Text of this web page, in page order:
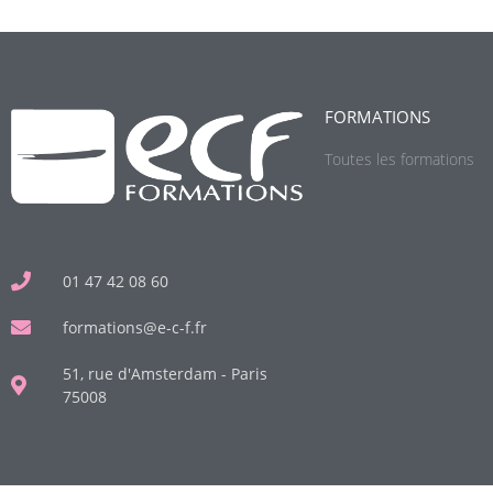
01 47 42 08 60
formations@e-c-f.fr
51, rue d'Amsterdam - Paris
75008
FORMATIONS
Toutes les formations